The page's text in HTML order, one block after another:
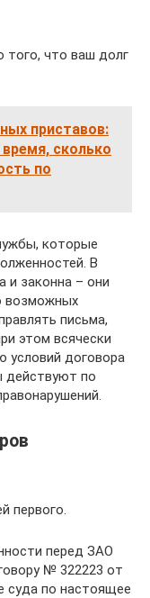
что ваш долг
приставов:
сколько
по
которые
В
и законна – они
возможных
письма,
этом всячески
условий договора
действуют по
первого.
перед ЗАО
№ 322223 от
суда по настоящее